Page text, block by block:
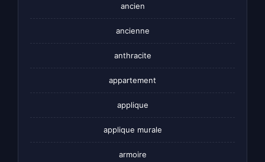
ancien
ancienne
anthracite
appartement
applique
applique murale
armoire